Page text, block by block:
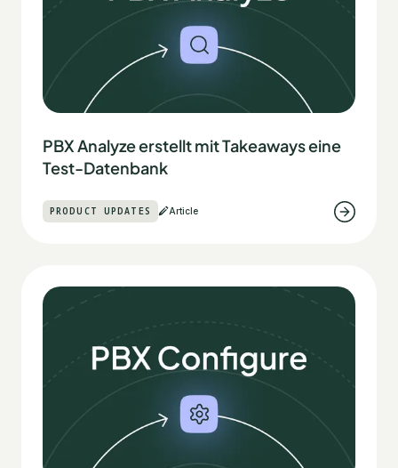
PBX Analyze erstellt mit Takeaways eine
Test-Datenbank
PRODUCT UPDATES Article